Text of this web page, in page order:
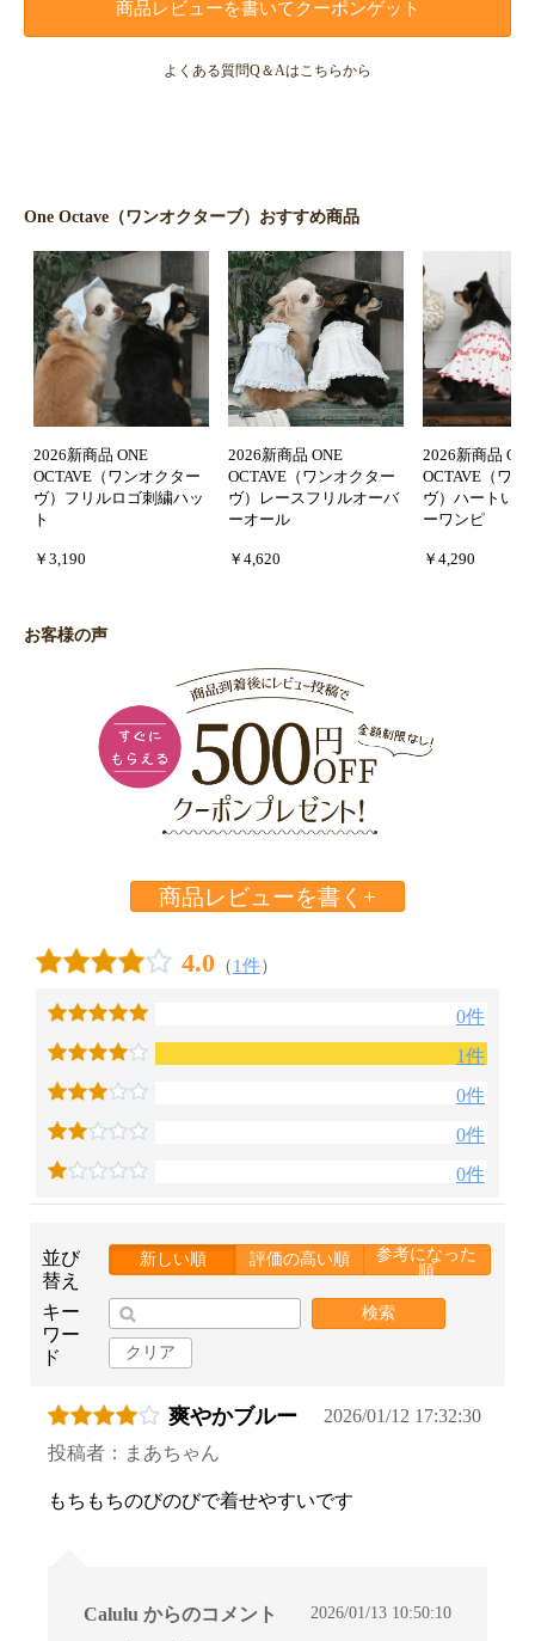
商品レビューを書いてクーポンゲット
よくある質問Q＆Aはこちらから
One Octave（ワンオクターブ）おすすめ商品
2026新商品 ONE
OCTAVE（ワンオクター
ヴ）フリルロゴ刺繍ハッ
ト
￥3,190
2026新商品 ONE
OCTAVE（ワンオクター
ヴ）レースフリルオーバ
ーオール
￥4,620
2026新商品
OCTAVE（ワン
ヴ）ハートい
ーワンピ
￥4,290
お客様の声
商品レビューを書く+
4.0 （1件）
0件
1件
0件
0件
0件
並び
替え
新しい順 評価の高い順
参考になった
順
キー
ワー
ド
検索
クリア
爽やかブルー
2026/01/12 17:32:30
投稿者：まあちゃん
もちもちのびのびで着せやすいです
Calulu からのコメント 2026/01/13 10:50:10